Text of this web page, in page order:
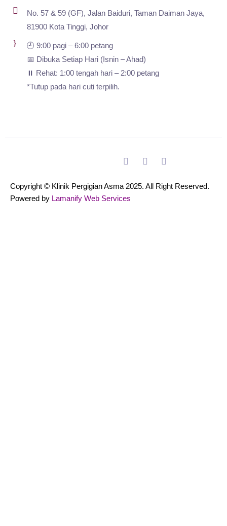
No. 57 & 59 (GF), Jalan Baiduri, Taman Daiman Jaya,
81900 Kota Tinggi, Johor
🕘 9:00 pagi – 6:00 petang
📅 Dibuka Setiap Hari (Isnin – Ahad)
⏸️ Rehat: 1:00 tengah hari – 2:00 petang
*Tutup pada hari cuti terpilih.
Copyright © Klinik Pergigian Asma 2025. All Right Reserved.
Powered by Lamanify Web Services